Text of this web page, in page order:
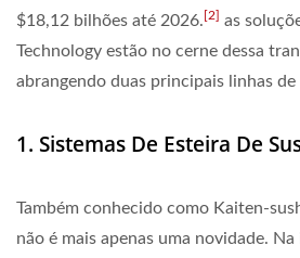
$18,12 bilhões até 2026. [2] as
Technology estão no cerne dessa
abrangendo duas principais linhas
1. Sistemas De Esteira De
Também conhecido como Kaiten-
não é mais apenas uma novidade.